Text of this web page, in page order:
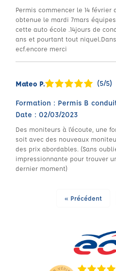
Permis commencer le 14
obtenue le mardi 7mars
cette auto école .14jours de
ans et pourtant tout
ecf.encore merci
Mateo P. (5/5)
Formation : Permis B
Date : 02/03/2023
Des moniteurs à l'écoute, une
soit avec des nouveaux
des prix abordables. (Sans
impressionnante pour trouver
dernier moment)
« Précédent